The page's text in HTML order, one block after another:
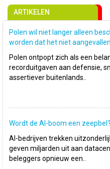
ARTIKELEN
Polen wil niet langer alleen
worden dat het niet
Polen ontpopt zich als een
recorduitgaven aan defensie,
assertiever buitenlands..
Wordt de AI-boom een zeepbel?
AI-bedrijven trekken
geven miljarden uit aan
beleggers opnieuw een..